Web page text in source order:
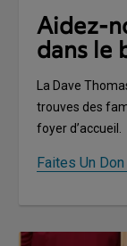
Aidez-
dans le
La Dave
trouves des
foyer d’accueil.
Faites Un